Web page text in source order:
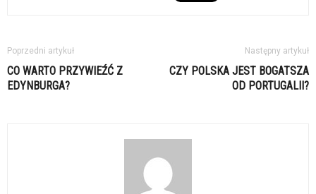
Poprzedni artykuł
CO WARTO PRZYWIEŹĆ Z
EDYNBURGA?
Następny artykuł
CZY POLSKA JEST BOGATSZA
OD PORTUGALII?